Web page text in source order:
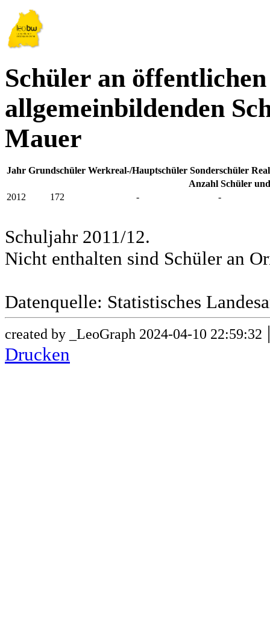
Schüler an
allgemeinbildenden
Mauer
Jahr Grundschüler Werkreal-/Hauptschüler Sonderschüler
Anzahl Schüler
2012
172 - -
Schuljahr 2011/12.
Nicht enthalten sind Schüler an
Datenquelle: Statistisches
created by _LeoGraph 2024-04-10 22:59:32
Drucken